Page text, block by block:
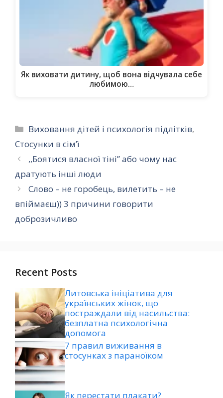
Як виховати дитину, щоб вона відчувала себе
любимою…
Категорії
Виховання дітей і психологія підлітків,
Стосунки в сім’ї
,,Боятися власної тіні’’ або чому нас
дратують інші люди
Слово – не горобець, вилетить – не
впіймаєш)) 3 причини говорити
доброзичливо
Recent Posts
Литовська ініціатива для
українських жінок, що
постраждали від насильства:
безплатна психологічна
допомога
7 правил виживання в
стосунках з параноїком
Як перестати плакати?